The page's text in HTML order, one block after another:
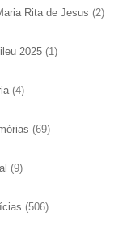
mês de fevereiro o Papa
vida sacerdotal e
com toda...
Rita de Jesus (2)
2025 (1)
(4)
(69)
(9)
(506)